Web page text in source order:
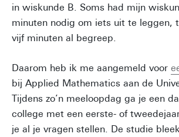
in wiskunde B. Soms had mijn
minuten nodig om iets uit te leggen,
vijf minuten al begreep.
Daarom heb ik me aangemeld voor
bij Applied Mathematics aan de
Tijdens zo’n meeloopdag ga je een
college met een eerste- of
je al je vragen stellen. De studie